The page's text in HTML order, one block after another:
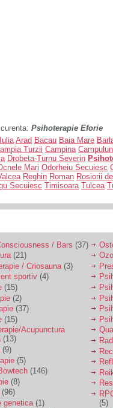
Psihoterapie Eforie
Arad Bacau Baia Mare
Turzii Campina
Drobeta-Turnu Severin
Mari Odorheiu Secuiesc
Reghin Roman Rosiorii
Secuiesc Timisoara Tulcea
/ Bars (37)
(21)
/ Criosauna (3)
sportiv (4)
(15)
(2)
(37)
(15)
Acupunctura
(13)
(9)
(5)
(146)
(8)
(96)
genetica (1)
(5)